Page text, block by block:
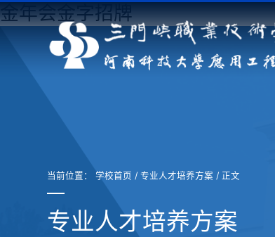
金年会金字招牌
当前位置：学校首页 /专业人才培养方案 / 正文
专业人才培养方案